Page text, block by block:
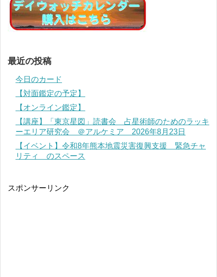
最近の投稿
今日のカード
【対面鑑定の予定】
【オンライン鑑定】
【講座】「東京星図」読書会 占星術師のためのラッキ
ーエリア研究会 ＠アルケミア 2026年8月23日
【イベント】令和8年熊本地震災害復興支援 緊急チャ
リティ のスペース
スポンサーリンク